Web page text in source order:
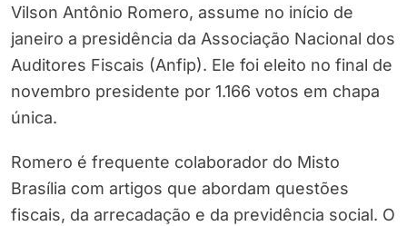
Vilson Antônio Romero, assume no início de
janeiro a presidência da Associação Nacional dos
Auditores Fiscais (Anfip). Ele foi eleito no final de
novembro presidente por 1.166 votos em chapa
única.
Romero é frequente colaborador do Misto
Brasília com artigos que abordam questões
fiscais, da arrecadação e da previdência social. O